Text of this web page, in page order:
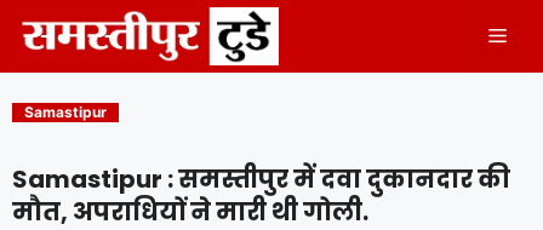
content
Samastipur
Samastipur : समस्तीपुर में दवा दुकानदार की
मौत, अपराधियों ने मारी थी गोली.